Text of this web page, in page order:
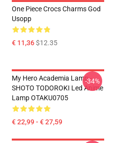
One Piece Crocs Charms God
Usopp
€ 11,36$12.35
My Hero Academia Lamp -
SHOTO TODOROKI Led Anime
Lamp OTAKU0705
€ 22,99 - € 27,59
-34%